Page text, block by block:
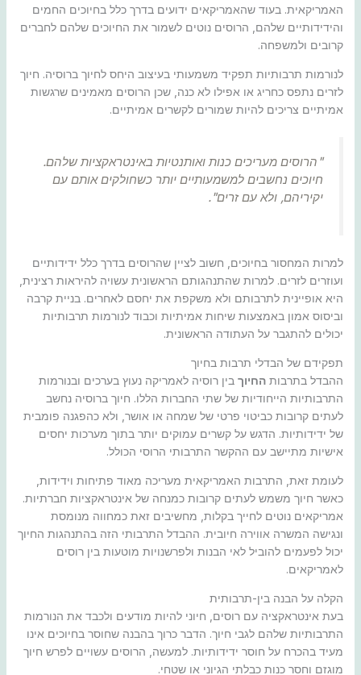
האמריקאית. בעוד שהאמריקאים ידועים בדרך כלל בחיוכים החמים
והידידותיים שלהם, הרוסים נוטים לשמור את החיוכים שלהם לחברים
קרובים ולמשפחה.
לנורמות תרבותיות תפקיד משמעותי בעיצוב היחס לחיוך ברוסיה. חיוך
לזרים נתפס כחריג או אפילו לא כנה, שכן הרוסים מאמינים שרגשות
אמיתיים צריכים להיות שמורים לקשרים אמיתיים.
"הרוסים מעריכים כנות ואותנטיות באינטראקציות שלהם.
חיוכים נחשבים למשמעותיים יותר כשחולקים אותם עם
יקיריהם, ולא עם זרים".
למרות המחסור בחיוכים, חשוב לציין שהרוסים בדרך כלל ידידותיים
ועוזרים לזרים. למרות שהתנהגותם הראשונית עשויה להיראות רצינית,
היא אופיינית לתרבותם ולא משקפת את יחסם לאחרים. בניית קרבה
וביסוס אמון באמצעות שיחות אמיתיות וכבוד לנורמות תרבותיות
יכולים להתגבר על העתודה הראשונית.
תפקידם של הבדלי תרבות בחיוך
ההבדל בתרבות החיוךבין רוסיה לאמריקה נעוץ בערכים ובנורמות
התרבותיות הייחודיות של שתי החברות הללו. חיוך ברוסיה נחשב
לעתים קרובות כביטוי פרטי של שמחה או אושר, ולא כהפגנה פומבית
של ידידותיות. הדגש על קשרים עמוקים יותר בתוך מערכות יחסים
אישיות מתיישב עם ההקשר התרבותי הרוסי הכולל.
לעומת זאת, התרבות האמריקאית מעריכה מאוד פתיחות וידידות,
כאשר חיוך משמש לעתים קרובות כמנחה של אינטראקציות חברתיות.
אמריקאים נוטים לחייך בקלות, מחשיבים זאת כמחווה מנומסת
ונגישה המשרה אווירה חיובית. ההבדל התרבותי הזה בהתנהגות החיוך
יכול לפעמים להוביל לאי הבנות ולפרשנויות מוטעות בין רוסים
לאמריקאים.
הקלה על הבנה בין-תרבותית
בעת אינטראקציה עם רוסים, חיוני להיות מודעים ולכבד את הנורמות
התרבותיות שלהם לגבי חיוך. הדבר כרוך בהבנה שחוסר בחיוכים אינו
מעיד בהכרח על חוסר ידידותיות. למעשה, הרוסים עשויים לפרש חיוך
מוגזם וחסר כנות כבלתי הגיוני או שטחי.